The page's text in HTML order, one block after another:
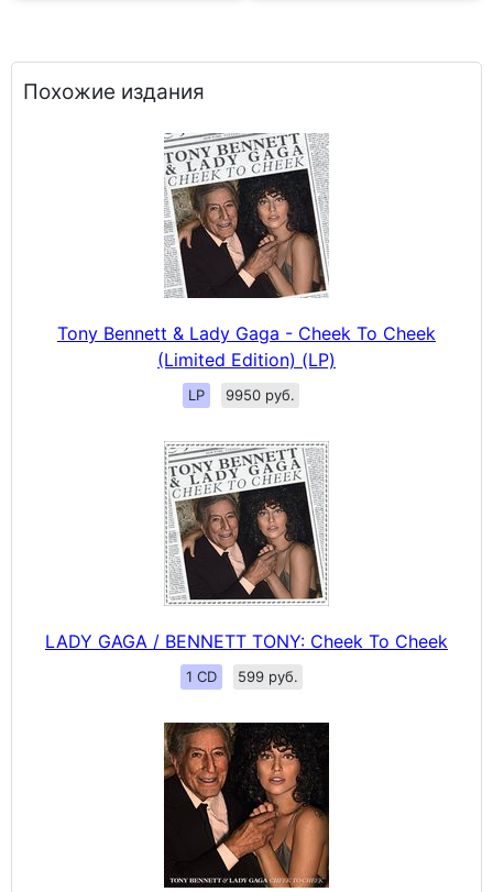
Похожие издания
Tony Bennett & Lady Gaga - Cheek To Cheek
(Limited Edition) (LP)
LP 9950 руб.
LADY GAGA / BENNETT TONY: Cheek To Cheek
1 CD 599 руб.